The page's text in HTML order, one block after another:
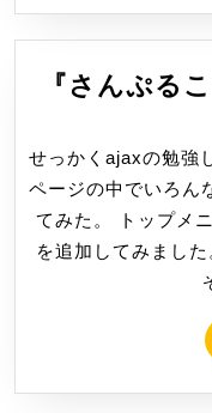
『さんぷる
せっかくajaxの勉強
ページの中でいろん
てみた。 トップメ
を追加してみまし